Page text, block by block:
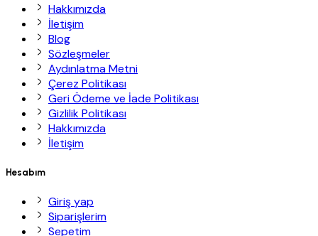
Hakkımızda
İletişim
Blog
Sözleşmeler
Aydınlatma Metni
Çerez Politikası
Geri Ödeme ve İade Politikası
Gizlilik Politikası
Hakkımızda
İletişim
Hesabım
Giriş yap
Siparişlerim
Sepetim